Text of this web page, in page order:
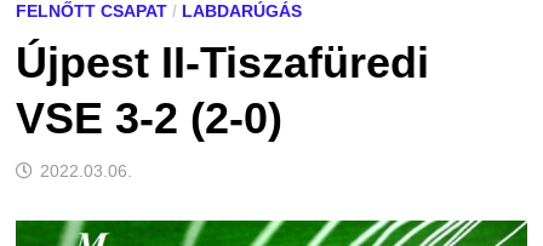
FELNŐTT CSAPAT/ LABDARÚGÁS
Újpest II-Tiszafüredi
VSE 3-2 (2-0)
2022.03.06.